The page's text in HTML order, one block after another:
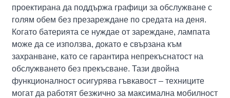
проектирана да поддържа графици за обслужване с
голям обем без презареждане по средата на деня.
Когато батерията се нуждае от зареждане, лампата
може да се използва, докато е свързана към
захранване, като се гарантира непрекъснатост на
обслужването без прекъсване. Тази двойна
функционалност осигурява гъвкавост – техниците
могат да работят безжично за максимална мобилност